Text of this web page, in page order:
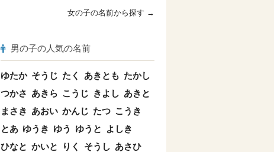
女の子の名前から探す →
男の子の人気の名前
ゆたか そうじ たく あきとも たかし
つかさ あきら こうじ きよし あきと
まさき あおい かんじ たつ こうき
とあ ゆうき ゆう ゆうと
よしき
ひなと かいと りく そうし あさひ